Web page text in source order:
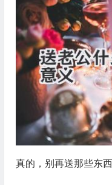
真的，别再送那些东西